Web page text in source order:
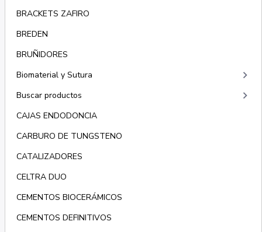
BRACKETS ZAFIRO
BREDEN
BRUÑIDORES
Biomaterial y Sutura
keyboard_arrow_right
Buscar productos keyboard_arrow_right
CAJAS ENDODONCIA
CARBURO DE TUNGSTENO
CATALIZADORES
CELTRA DUO
CEMENTOS BIOCERÁMICOS
CEMENTOS DEFINITIVOS